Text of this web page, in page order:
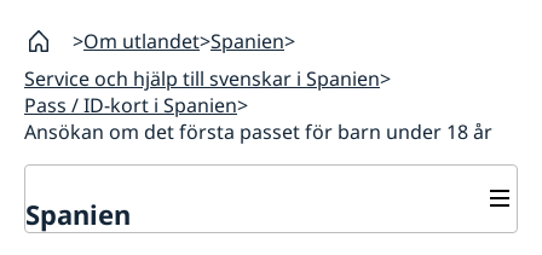
Om utlandet Spanien
Service och hjälp till svenskar i Spanien
Pass / ID-kort i Spanien
Ansökan om det första passet för barn under 18 år
Spanien